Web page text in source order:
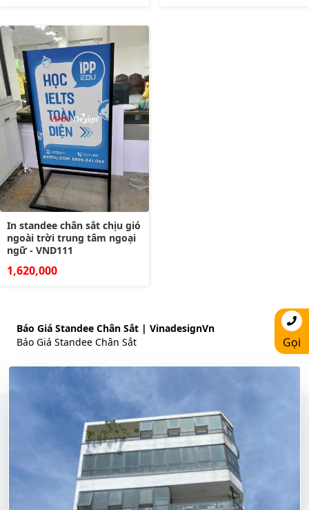
In standee chân sắt chịu gió
ngoài trời trung tâm ngoại
ngữ - VND111
1,620,000
Báo Giá Standee Chân Sắt | VinadesignVn
Báo Giá Standee Chân Sắt
Gọi